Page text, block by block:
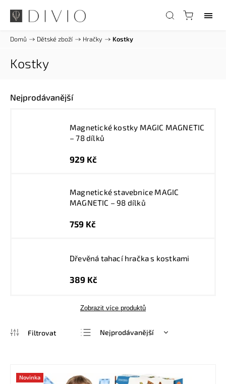
Domů / Dětské zboží / Hračky / Kostky
Kostky
Nejprodávanější
Magnetické kostky MAGIC MAGNETIC
– 78 dílků
929 Kč
Magnetické stavebnice MAGIC
MAGNETIC – 98 dílků
759 Kč
Dřevěná tahací hračka s kostkami
389 Kč
Zobrazit více produktů
Nejprodávanější
Abecedně
Novinka